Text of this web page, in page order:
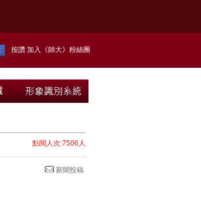
按讚 加入《師大》粉絲團
點閱人次:7506人
新聞投稿